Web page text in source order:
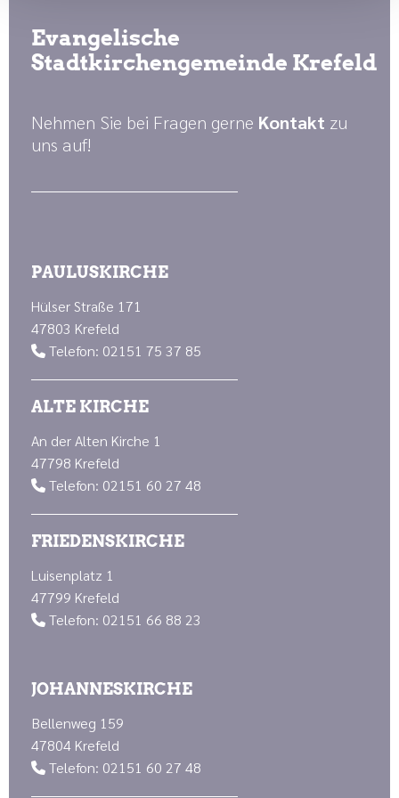
Evangelische
Stadtkirchengemeinde Krefeld
Nehmen Sie bei Fragen gerne Kontakt zu
uns auf!
PAULUSKIRCHE
Hülser Straße 171
47803 Krefeld
 Telefon: 02151 75 37 85
ALTE KIRCHE
An der Alten Kirche 1
47798 Krefeld
 Telefon: 02151 60 27 48
FRIEDENSKIRCHE
Luisenplatz 1
47799 Krefeld
 Telefon: 02151 66 88 23
JOHANNESKIRCHE
Bellenweg 159
47804 Krefeld
 Telefon: 02151 60 27 48